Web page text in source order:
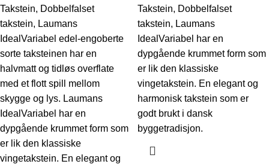
Takstein, Dobbelfalset
takstein, Laumans
IdealVariabel edel-engoberte
sorte taksteinen har en
halvmatt og tidløs overflate
med et flott spill mellom
skygge og lys. Laumans
IdealVariabel har en
dypgående krummet form som
er lik den klassiske
vingetakstein. En elegant og
Takstein, Dobbelfalset
takstein, Laumans
IdealVariabel har en
dypgående krummet form som
er lik den klassiske
vingetakstein. En elegant og
harmonisk takstein som er
godt brukt i dansk
byggetradisjon.